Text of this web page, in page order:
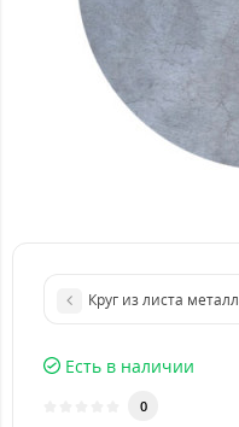
Круг из листа
Есть в наличии
0